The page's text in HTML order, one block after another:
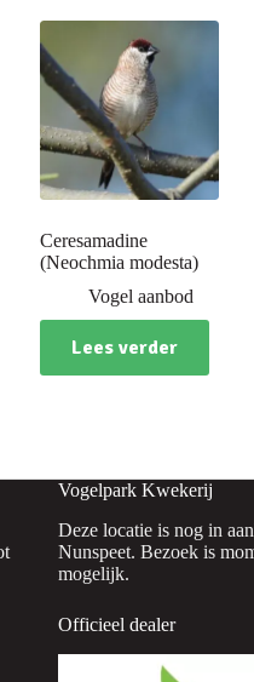
Ceresamadine
(Neochmia modesta)
Vogel aanbod
Lees verder
Vogelpark Kwekerij
Deze locatie is nog in
Nunspeet. Bezoek is
mogelijk.
Officieel dealer